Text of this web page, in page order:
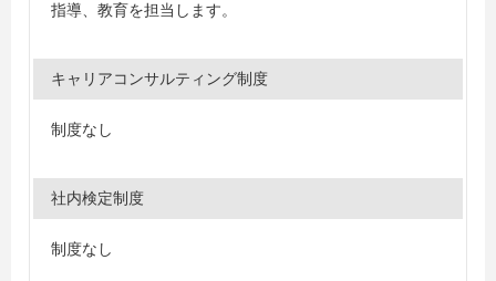
指導、教育を担当します。
キャリアコンサルティング制度
制度なし
社内検定制度
制度なし